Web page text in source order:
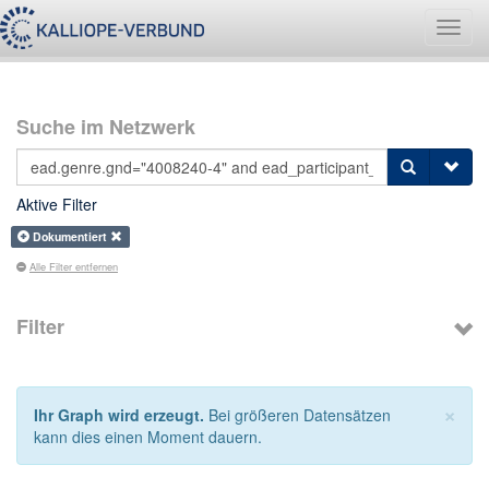
Suche im Netzwerk
Aktive Filter
Dokumentiert
Alle Filter entfernen
Filter
×
Ihr Graph wird erzeugt. Bei größeren Datensätzen
kann dies einen Moment dauern.